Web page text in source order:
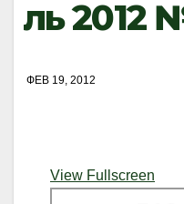
ль 2012
ФЕВ 19, 2012
View Fullscreen